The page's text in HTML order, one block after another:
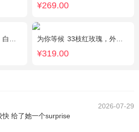
¥269.00
搭配 为你等候 33枝红玫瑰，外围满天星和黄莺，随机赠送两只公仔
¥319.00
2026-07-29
快 给了她一个surprise